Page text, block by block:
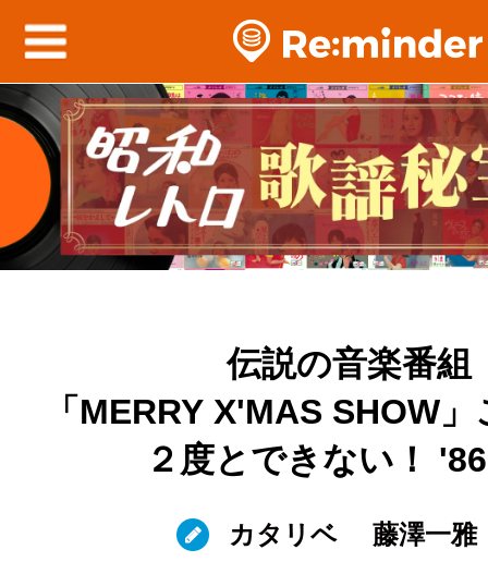
伝説の音楽番組
「MERRY X'MAS SHOW
２度とできない！
カタリベ 藤澤一雅